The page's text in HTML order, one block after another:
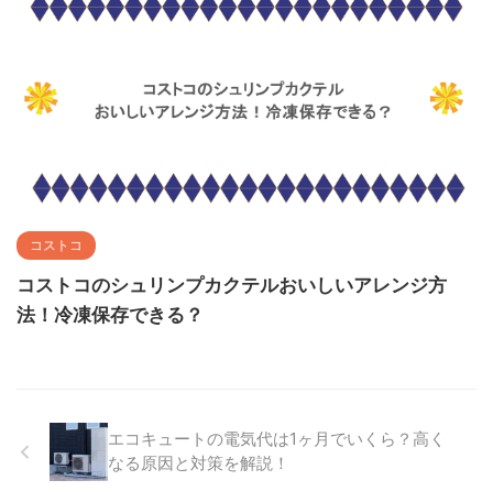
コストコ
コストコのシュリンプカクテルおいしいアレンジ方
法！冷凍保存できる？
エコキュートの電気代は1ヶ月でいくら？高く
なる原因と対策を解説！